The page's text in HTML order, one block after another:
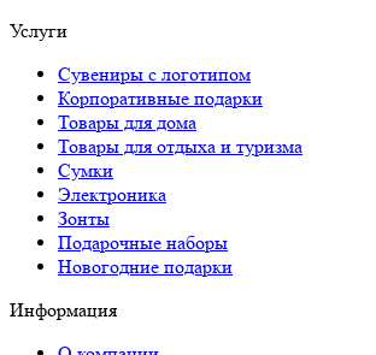
Услуги
Сувениры с логотипом
Корпоративные подарки
Товары для дома
Товары для отдыха и туризма
Сумки
Электроника
Зонты
Подарочные наборы
Новогодние подарки
Информация